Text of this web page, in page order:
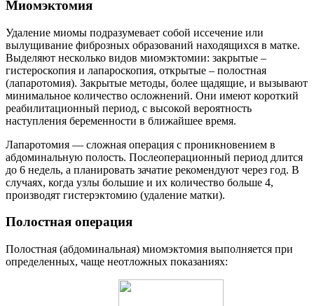
Миомэктомия
Удаление миомы подразумевает собой иссечение или
вылущивание фиброзных образований находящихся в матке.
Выделяют несколько видов миомэктомии: закрытые –
гистероскопия и лапароскопия, открытые – полостная
(лапаротомия). Закрытые методы, более щадящие, и вызывают
минимальное количество осложнений. Они имеют короткий
реабилитационный период, с высокой вероятность
наступления беременности в ближайшее время.
Лапаротомия — сложная операция с проникновением в
абдоминальную полость. Послеоперационный период длится
до 6 недель, а планировать зачатие рекомендуют через год. В
случаях, когда узлы большие и их количество больше 4,
производят гистерэктомию (удаление матки).
Полостная операция
Полостная (абдоминальная) миомэктомия выполняется при
определенных, чаще неотложных показаниях: